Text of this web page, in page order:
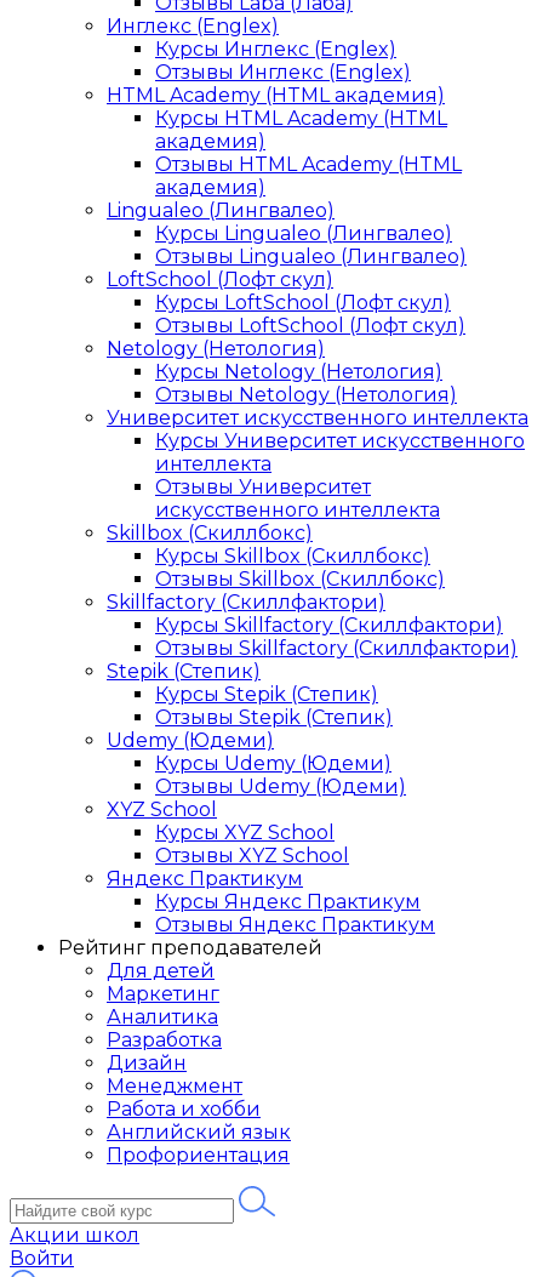
Инглекс (Englex)
Курсы Инглекс (Englex)
Отзывы Инглекс (Englex)
HTML Academy (HTML академия)
Курсы HTML Academy (HTML
академия)
Отзывы HTML Academy (HTML
академия)
Lingualeo (Лингвалео)
Курсы Lingualeo (Лингвалео)
Отзывы Lingualeo (Лингвалео)
LoftSchool (Лофт скул)
Курсы LoftSchool (Лофт скул)
Отзывы LoftSchool (Лофт скул)
Netology (Нетология)
Курсы Netology (Нетология)
Отзывы Netology (Нетология)
Университет искусственного интеллекта
Курсы Университет искусственного
интеллекта
Отзывы Университет
искусственного интеллекта
Skillbox (Скиллбокс)
Курсы Skillbox (Скиллбокс)
Отзывы Skillbox (Скиллбокс)
Skillfactory (Скиллфактори)
Курсы Skillfactory (Скиллфактори)
Отзывы Skillfactory (Скиллфактори)
Stepik (Степик)
Курсы Stepik (Степик)
Отзывы Stepik (Степик)
Udemy (Юдеми)
Курсы Udemy (Юдеми)
Отзывы Udemy (Юдеми)
XYZ School
Курсы XYZ School
Отзывы XYZ School
Яндекс Практикум
Курсы Яндекс Практикум
Отзывы Яндекс Практикум
Рейтинг преподавателей
Для детей
Маркетинг
Аналитика
Разработка
Дизайн
Менеджмент
Работа и хобби
Английский язык
Профориентация
Акции школ
Войти